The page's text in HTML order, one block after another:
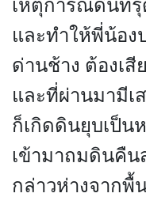
เหตุการณ์ดินทรุ
และทำให้พี่น้อง
ด่านช้าง ต้องเ
และที่ผ่านมามีเ
ก็เกิดดินยุบเป็น
เข้ามาถมดินคืน
กล่าวห่างจาก